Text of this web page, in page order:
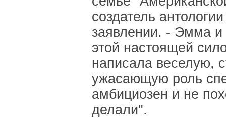
создатель
заявлении. - Эмма и
этой настоящей
написала веселую,
ужасающую роль
амбициозен и не
делали".